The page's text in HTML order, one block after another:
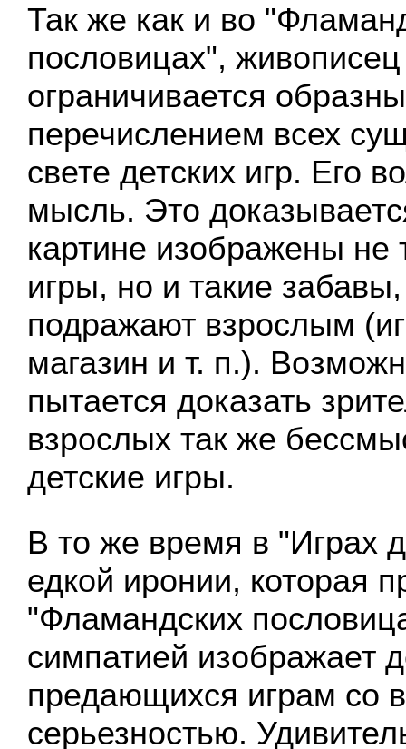
Так же как и во
пословицах",
ограничивается
перечислением всех
свете детских игр. Его
мысль. Это
картине изображены не
игры, но и такие
подражают взрослым
магазин и т. п.).
пытается доказать
взрослых так же
детские игры.
В то же время в "Играх
едкой иронии, которая
"Фламандских
симпатией изображает
предающихся играм со
серьезностью.